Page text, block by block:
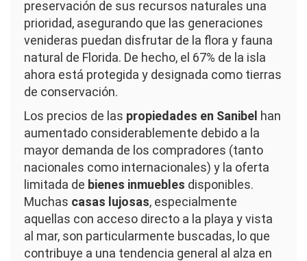
preservación de sus recursos naturales una
prioridad, asegurando que las generaciones
venideras puedan disfrutar de la flora y fauna
natural de Florida. De hecho, el 67% de la isla
ahora está protegida y designada como tierras
de conservación.
Los precios de las propiedades en Sanibel han
aumentado considerablemente debido a la
mayor demanda de los compradores (tanto
nacionales como internacionales) y la oferta
limitada de bienes inmuebles disponibles.
Muchas casas lujosas, especialmente
aquellas con acceso directo a la playa y vista
al mar, son particularmente buscadas, lo que
contribuye a una tendencia general al alza en